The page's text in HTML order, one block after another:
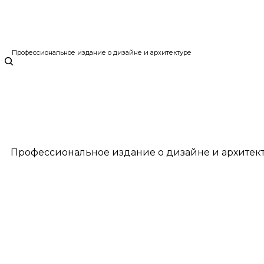
Профессиональное издание о дизайне и архитектуре
Профессиональное издание о дизайне и